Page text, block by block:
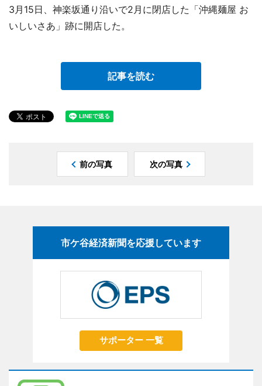
3月15日、神楽坂通り沿いで2月に閉店した「沖縄麺屋 お
いしいさあ」跡に開店した。
記事を読む
前の写真 次の写真
市ケ谷経済新聞を応援しています
サポーター 一覧